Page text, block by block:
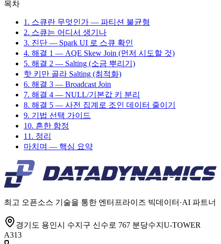
목차
1. 스큐란 무엇인가 — 파티션 불균형
2. 스큐는 어디서 생기나
3. 진단 — Spark UI 로 스큐 확인
4. 해결 1 — AQE Skew Join (먼저 시도할 것)
5. 해결 2 — Salting (소금 뿌리기)
핫 키만 골라 Salting (최적화)
6. 해결 3 — Broadcast Join
7. 해결 4 — NULL/기본값 키 분리
8. 해결 5 — 사전 집계로 조인 데이터 줄이기
9. 기법 선택 가이드
10. 흔한 함정
11. 정리
마치며 — 핵심 요약
최고 오픈소스 기술을 통한 엔터프라이즈 빅데이터·AI 파트너
경기도 용인시 수지구 신수로 767 분당수지U-TOWER
A313